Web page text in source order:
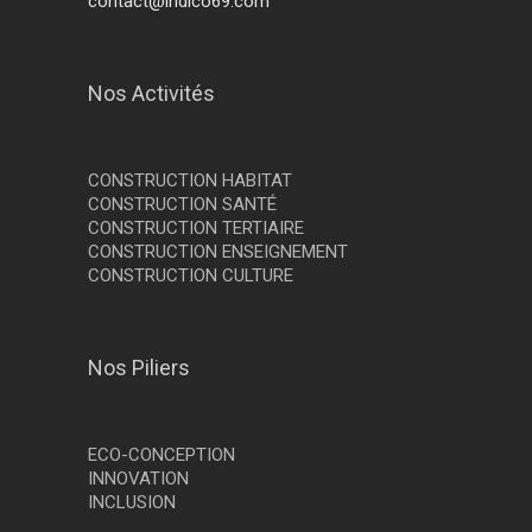
Nos Activités
CONSTRUCTION HABITAT
CONSTRUCTION SANTÉ
CONSTRUCTION TERTIAIRE
CONSTRUCTION ENSEIGNEMENT
CONSTRUCTION CULTURE
Nos Piliers
ECO-CONCEPTION
INNOVATION
INCLUSION